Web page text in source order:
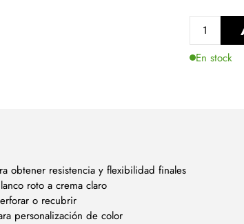
En stock
obtener resistencia y flexibilidad finales
roto a crema claro
o recubrir
personalización de color